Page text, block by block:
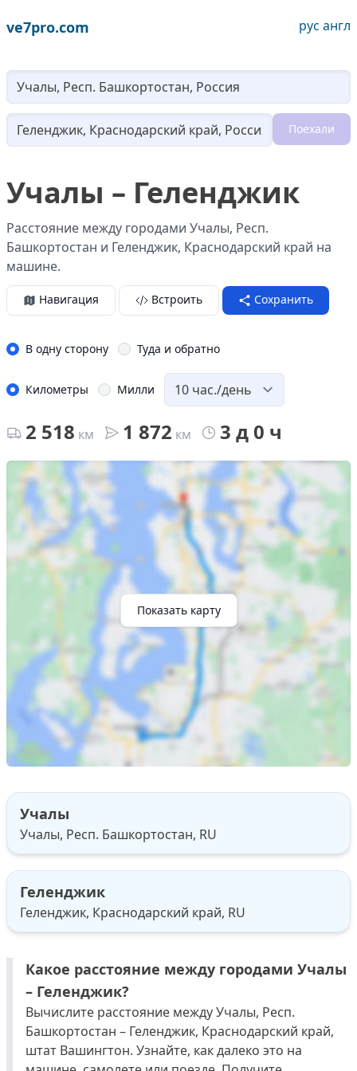
ve7pro.com рус англ
Loading...
Поехали
Учалы – Геленджик
Расстояние между городами Учалы, Респ.
Башкортостан и Геленджик, Краснодарский край на
машине.
Навигация Встроить Сохранить
В одну сторону Туда и обратно
Километры Милли
2 518 км 1 872 км 3 д 0 ч
Показать карту
Учалы
Учалы, Респ. Башкортостан, RU
Геленджик
Геленджик, Краснодарский край, RU
Какое расстояние между городами Учалы
– Геленджик?
Вычислите расстояние между Учалы, Респ.
Башкортостан – Геленджик, Краснодарский край,
штат Вашингтон. Узнайте, как далеко это на